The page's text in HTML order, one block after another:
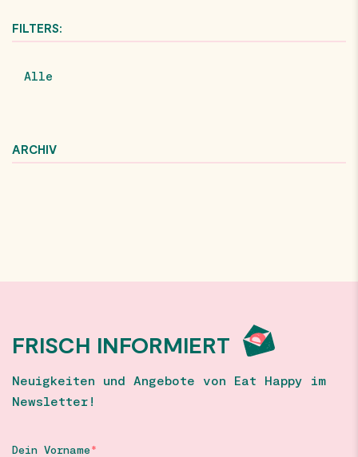
FILTERS:
Alle
ARCHIV
FRISCH INFORMIERT
Neuigkeiten und Angebote von Eat Happy im
Newsletter!
Dein Vorname